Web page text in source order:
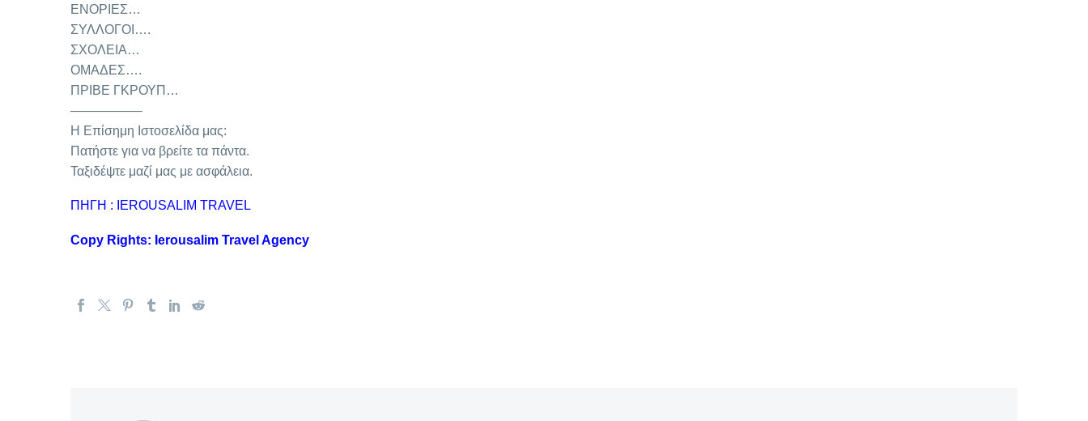
ΕΝΟΡΙΕΣ…
ΣΥΛΛΟΓΟΙ….
ΣΧΟΛΕΙΑ…
ΟΜΑΔΕΣ….
ΠΡΙΒΕ ΓΚΡΟΥΠ…
—————–
Η Επίσημη Ιστοσελίδα μας:
Πατήστε για να βρείτε τα πάντα.
Ταξιδέψτε μαζί μας με ασφάλεια.
ΠΗΓΗ : IEROUSALIM TRAVEL
Copy Rights: Ierousalim Travel Agency